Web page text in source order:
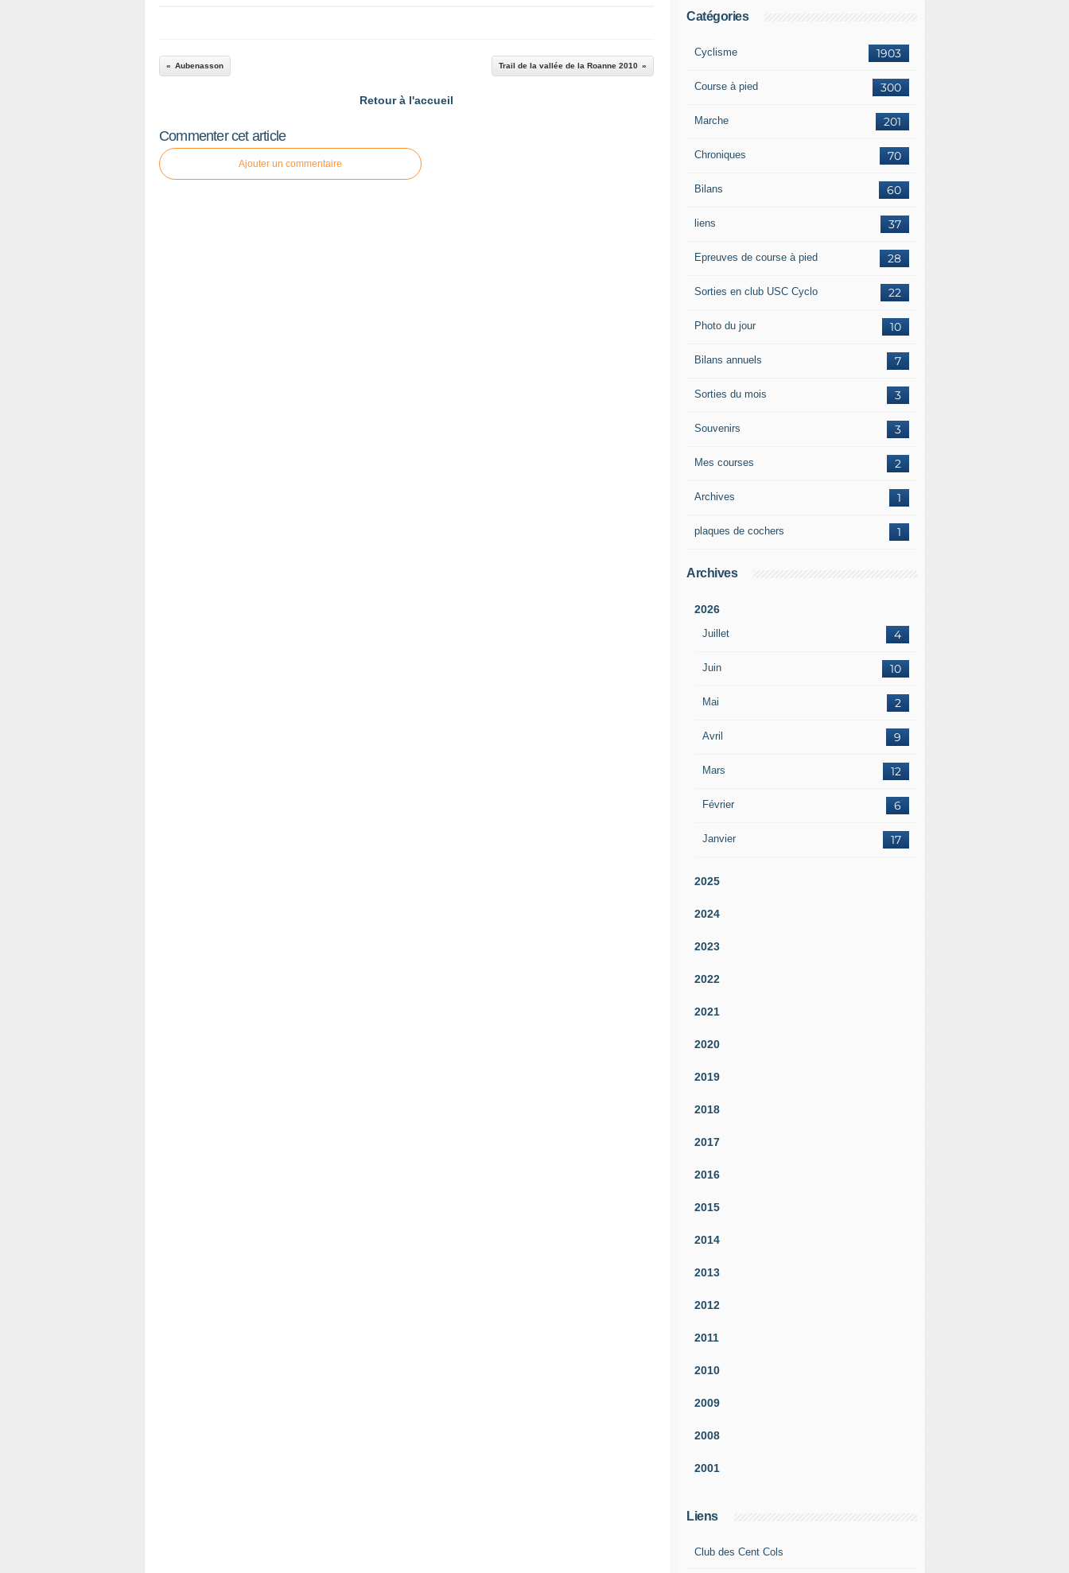
Aubenasson Trail de la vallée de la Roanne 2010
Retour à l'accueil
Commenter cet article
Ajouter un commentaire
Catégories
1903
Cyclisme
300
Course à pied
201
Marche
70
Chroniques
60
Bilans
37
liens
28
Epreuves de course à pied
22
Sorties en club USC Cyclo
10
Photo du jour
7
Bilans annuels
3
Sorties du mois
3
Souvenirs
2
Mes courses
1
Archives
1
plaques de cochers
Archives
2026
Juillet 4
Juin 10
Mai 2
Avril 9
Mars 12
Février 6
Janvier 17
2025
2024
2023
2022
2021
2020
2019
2018
2017
2016
2015
2014
2013
2012
2011
2010
2009
2008
2001
Liens
Club des Cent Cols